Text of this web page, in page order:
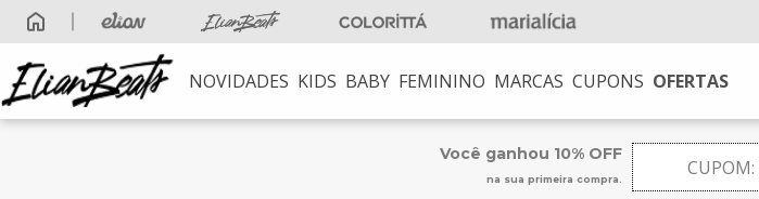
NOVIDADES KIDS BABY FEMININO MARCAS CUPONS OFERTAS
Você ganhou 10% OFF
na sua primeira compra. CUPOM:
TERMOS MAIS BUSCADOS
elian beats